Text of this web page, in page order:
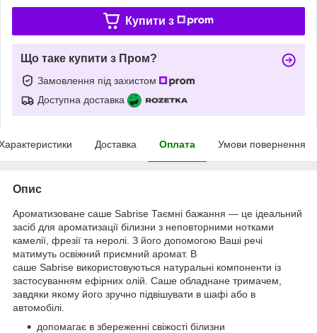
Купити з
Що таке купити з Пром?
Замовлення під захистом
Доступна доставка
Доставка Оплата Умови повернення
Опис
Ароматизоване саше Sabrise Таємні бажання — це ідеальний
засіб для ароматизації білизни з неповторними нотками
камелії, фрезії та неролі. З його допомогою Ваші речі
матимуть освіжний приємний аромат. В
саше Sabrise використовуються натуральні компоненти із
застосуванням ефірних олій. Саше обладнане тримачем,
завдяки якому його зручно підвішувати в шафі або в
автомобілі.
допомагає в збереженні свіжості білизни